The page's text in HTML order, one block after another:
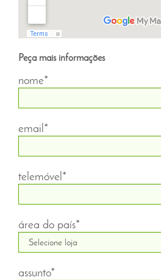
Peça mais informações
nome*
email*
telemóvel*
área do país*
assunto*